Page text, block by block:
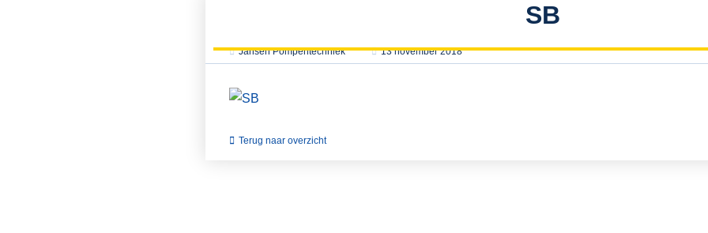
SB
Jansen Pompentechniek 13 november 2018
Terug naar overzicht